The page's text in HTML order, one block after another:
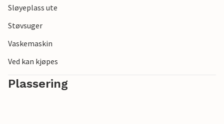
det siste stykket er en sti i terrenget. Parker på en offentlig
parkeringsplass i nedkjøringen med utsikt over vannet.
Sløyeplass ute
Støvsuger
Vaskemaskin
Ved kan kjøpes
Plassering